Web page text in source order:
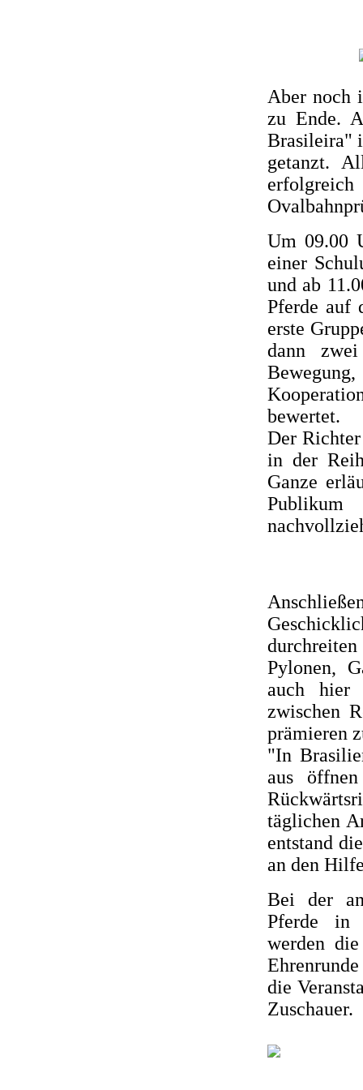
Aber noch
zu Ende.
Brasileira"
getanzt.
Um 09.00
einer
und ab
Pferde auf
erste
dann
bewertet.
Der
in der
Ganze
Pylonen,
auch hier
zwischen
prämieren
"In
aus
täglichen
entstand
an den
Bei der
Pferde in
werden
die
Zuschauer.